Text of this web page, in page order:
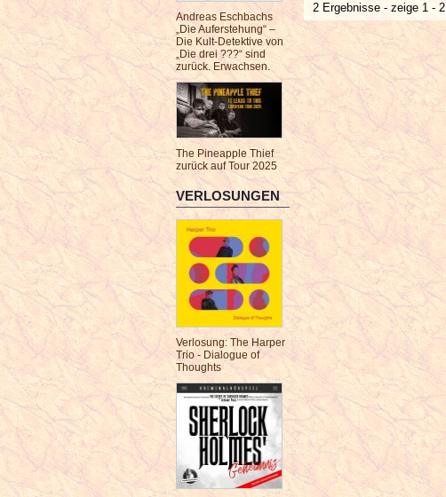
Andreas Eschbachs
„Die Auferstehung“ –
Die Kult-Detektive von
„Die drei ???“ sind
zurück. Erwachsen.
The Pineapple Thief
zurück auf Tour 2025
VERLOSUNGEN
Verlosung: The Harper
Trio - Dialogue of
Thoughts
2 Ergebnisse - zeige 1 - 2